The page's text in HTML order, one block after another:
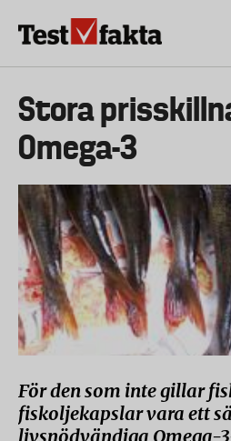
Huvudmeny
ny
Stora
Omega-3
För den som inte gillar
fiskoljekapslar vara ett
livsnödvändiga Omega-